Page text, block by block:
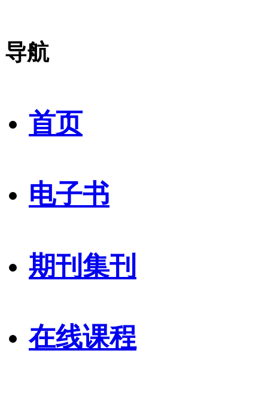
导航
首页
电子书
期刊集刊
在线课程